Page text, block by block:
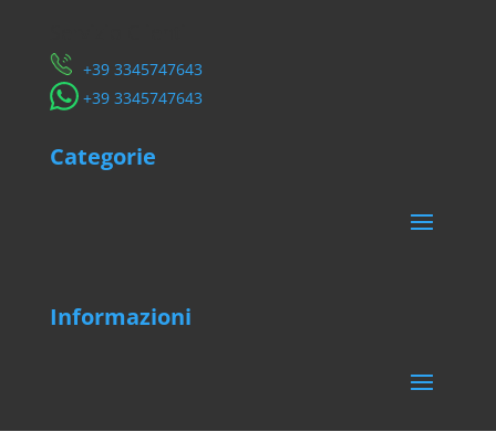
​+39 3345747643
​+39 3345747643
Categorie
Informazioni